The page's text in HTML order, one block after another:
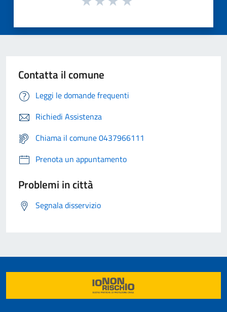
Contatta il comune
Leggi le domande frequenti
Richiedi Assistenza
Chiama il comune 0437966111
Prenota un appuntamento
Problemi in città
Segnala disservizio